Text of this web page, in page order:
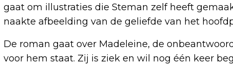
gaat om illustraties die Steman zelf heeft
naakte afbeelding van de geliefde van het
De roman gaat over Madeleine, de
voor hem staat. Zij is ziek en wil nog één keer